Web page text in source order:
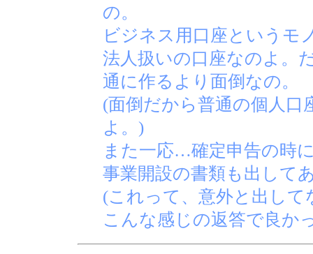
の。
ビジネス用口座というモ
法人扱いの口座なのよ。
通に作るより面倒なの。
(面倒だから普通の個人
よ。)
また一応…確定申告の時
事業開設の書類も出して
(これって、意外と出し
こんな感じの返答で良か